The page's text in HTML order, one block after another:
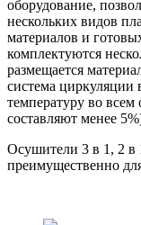
оборудование,
нескольких видов
материалов и
комплектуются
размещается
система циркуляции
температуру во
составляют менее
Осушители 3 в 1, 2 в
преимущественно